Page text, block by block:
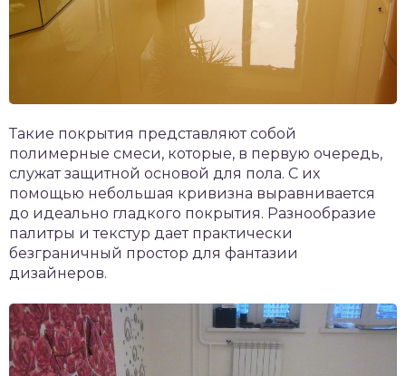
Такие покрытия представляют собой
полимерные смеси, которые, в первую очередь,
служат защитной основой для пола. С их
помощью небольшая кривизна выравнивается
до идеально гладкого покрытия. Разнообразие
палитры и текстур дает практически
безграничный простор для фантазии
дизайнеров.